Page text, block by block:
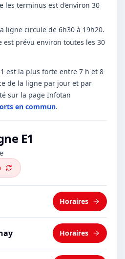
les terminus est d’environ 30
ligne circule de 6h30 à 19h20.
est prévu environ toutes les 30
est la plus forte entre 7 h et 8
de la ligne par jour et par
sur la page Infotan
en commun.
E1
Horaires
Horaires